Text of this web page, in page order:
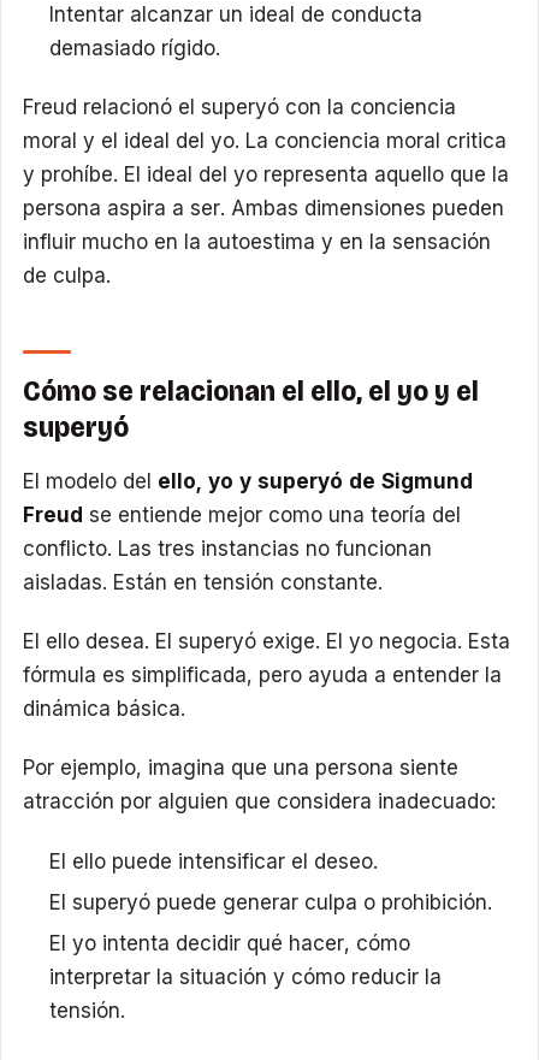
Intentar alcanzar un ideal de conducta
demasiado rígido.
Freud relacionó el superyó con la conciencia
moral y el ideal del yo. La conciencia moral critica
y prohíbe. El ideal del yo representa aquello que la
persona aspira a ser. Ambas dimensiones pueden
influir mucho en la autoestima y en la sensación
de culpa.
Cómo se relacionan el ello, el yo y el
superyó
El modelo del ello, yo y superyó de Sigmund
Freud se entiende mejor como una teoría del
conflicto. Las tres instancias no funcionan
aisladas. Están en tensión constante.
El ello desea. El superyó exige. El yo negocia. Esta
fórmula es simplificada, pero ayuda a entender la
dinámica básica.
Por ejemplo, imagina que una persona siente
atracción por alguien que considera inadecuado:
El ello puede intensificar el deseo.
El superyó puede generar culpa o prohibición.
El yo intenta decidir qué hacer, cómo
interpretar la situación y cómo reducir la
tensión.